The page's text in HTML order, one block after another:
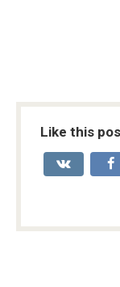
Like this